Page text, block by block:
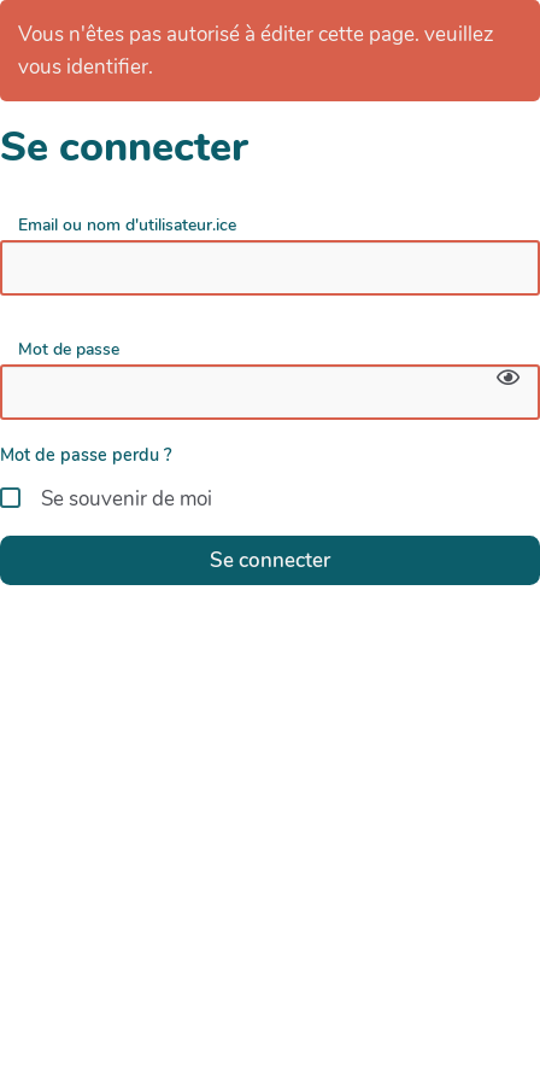
Vous n'êtes pas autorisé à éditer cette page. veuillez
vous identifier.
Se connecter
Email ou nom d'utilisateur.ice
Mot de passe
Mot de passe perdu ?
Se souvenir de moi
Se connecter